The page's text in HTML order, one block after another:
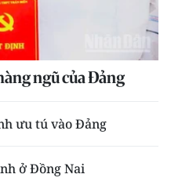
ngũ của Đảng
ưu tú vào Đảng
ở Đồng Nai